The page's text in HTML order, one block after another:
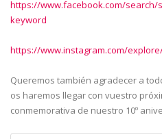
https://www.facebook.com/
keyword
https://www.instagram.com/
Queremos también agradecer a
os haremos llegar con vuestro
conmemorativa de nuestro 10º